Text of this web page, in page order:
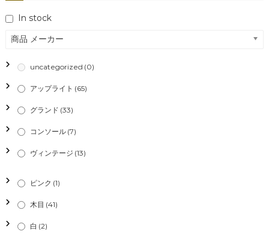
ビ
ゲ
ー
シ
ョ
ン
In stock
商品 メーカー
uncategorized (0)
アップライト (65)
グランド (33)
コンソール (7)
ヴィンテージ (13)
ピンク (1)
木目 (41)
白 (2)